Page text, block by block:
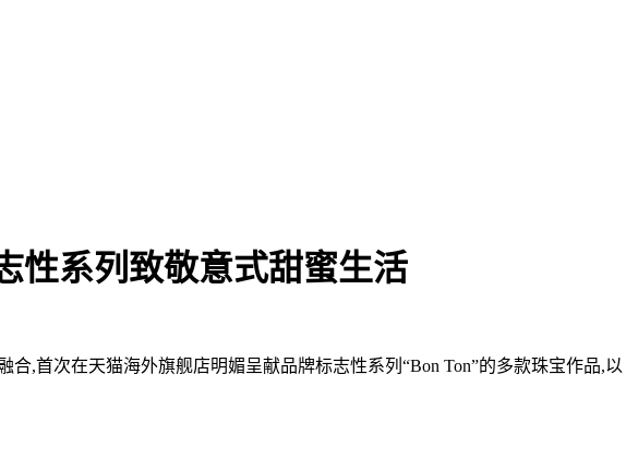
性系列致敬意式甜蜜生活
,首次在天猫海外旗舰店明媚呈献品牌标志性系列“Bon Ton”的多款珠宝作品,以